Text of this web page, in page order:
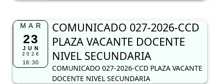
MAR
23
JUN
2026
16:30
COMUNICADO 027-2026-CCD
PLAZA VACANTE DOCENTE
NIVEL SECUNDARIA
COMUNICADO 027-2026-CCD PLAZA VACANTE
DOCENTE NIVEL SECUNDARIA